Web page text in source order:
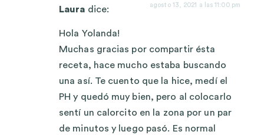
Laura dice: agosto 13, 2021 a las 11:00 pm
Hola Yolanda!
Muchas gracias por compartir ésta
receta, hace mucho estaba buscando
una así. Te cuento que la hice, medí el
PH y quedó muy bien, pero al colocarlo
sentí un calorcito en la zona por un par
de minutos y luego pasó. Es normal